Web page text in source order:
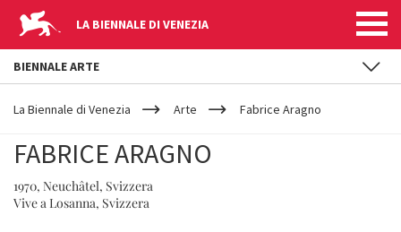
LA BIENNALE DI VENEZIA
YOUR
ARE
La Biennale di Venezia Arte Fabrice Aragno
FABRICE ARAGNO
1970, Neuchâtel, Svizzera
Vive a Losanna, Svizzera
BIENNALE ARTE